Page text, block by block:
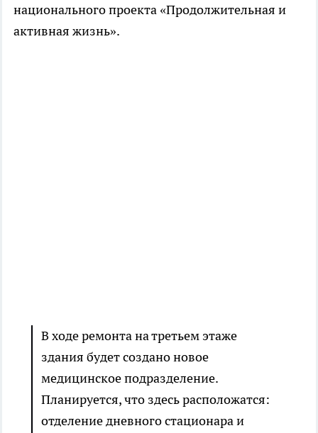
национального проекта «Продолжительная и
активная жизнь».
В ходе ремонта на третьем этаже
здания будет создано новое
медицинское подразделение.
Планируется, что здесь расположатся:
отделение дневного стационара и